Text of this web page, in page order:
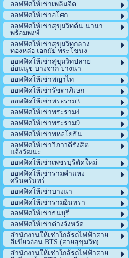
ออฟฟิศให้เช่าเพลินจิต
ออฟฟิศให้เช่าอโศก
ออฟฟิศให้เช่าสุขุมวิทต้น นานา
พร้อมพงษ์
ออฟฟิศให้เช่าสุขุมวิทกลาง
ทองหล่อ เอกมัย พระโขนง
ออฟฟิศให้เช่าสุขุมวิทปลาย
อ่อนนุช บางจาก บางนา
ออฟฟิศให้เช่าพญาไท
ออฟฟิศให้เช่ารัชดาภิเษก
ออฟฟิศให้เช่าพระราม3
ออฟฟิศให้เช่าพระราม4
ออฟฟิศให้เช่าพระราม9
ออฟฟิศให้เช่าพหลโยธิน
ออฟฟิศให้เช่าวิภาวดีรังสิต
แจ้งวัฒนะ
ออฟฟิศให้เช่าเพชรบุรีตัดใหม่
ออฟฟิศให้เช่ารามคำแหง
ศรีนครินทร์
ออฟฟิศให้เช่าบางนา
ออฟฟิศให้เช่ารามอินทรา
ออฟฟิศให้เช่าธนบุรี
ออฟฟิศให้เช่าต่างจังหวัด
สำนักงานให้เช่าใกล้รถไฟฟ้าสาย
สีเขียวอ่อน BTS (สายสุขุมวิท)
สำนักงานให้เช่าใกล้รถไฟฟ้าสาย